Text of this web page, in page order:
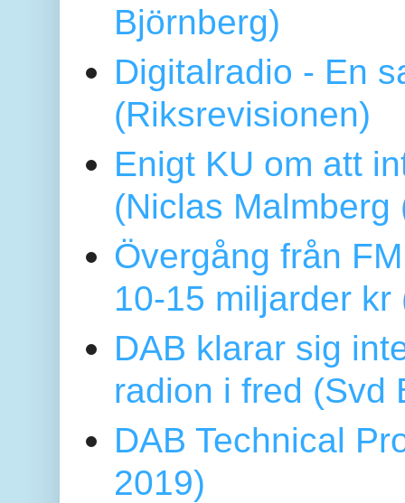
Björnberg)
Digitalradio - En
(Riksrevisionen)
Enigt KU om att
(Niclas
Övergång från
10-15 miljarder kr
DAB klarar sig
radion i fred (Svd
DAB Technical
2019)